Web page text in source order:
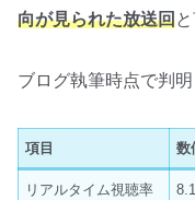
向が見られた放送回
ブログ執筆時点で判
項目 数
リアルタイム視聴率